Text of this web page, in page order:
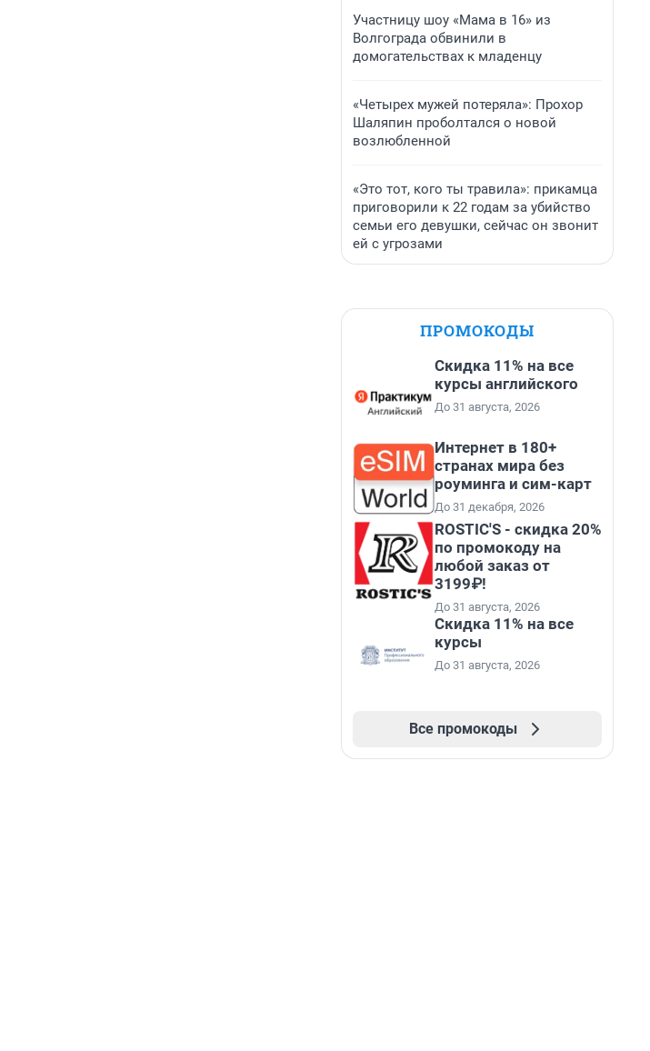
Участницу шоу «Мама в 16» из
Волгограда обвинили в
домогательствах к младенцу
«Четырех мужей потеряла»: Прохор
Шаляпин проболтался о новой
возлюбленной
«Это тот, кого ты травила»: прикамца
приговорили к 22 годам за убийство
семьи его девушки, сейчас он звонит
ей с угрозами
ПРОМОКОДЫ
Скидка 11% на все
курсы английского
До 31 августа, 2026
Интернет в 180+
странах мира без
роуминга и сим-карт
До 31 декабря, 2026
ROSTIC'S - скидка 20%
по промокоду на
любой заказ от
3199₽!
До 31 августа, 2026
Скидка 11% на все
курсы
До 31 августа, 2026
Все промокоды